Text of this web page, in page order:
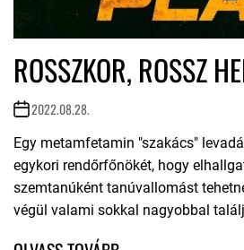
ROSSZKOR, ROSSZ
2022.08.28.
Egy metamfetamin "szakács"
egykori rendőrfőnökét, hogy
szemtanúként tanúvallomást
végül valami sokkal nagyobbal